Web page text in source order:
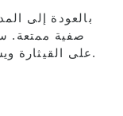
بالعودة إلى
صفية ممتعة.
على القيثارة ويشاركون في الفنون والحرف اليدوية.